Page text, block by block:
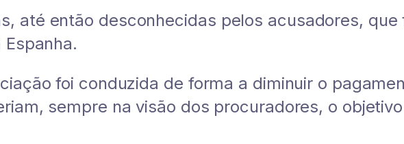
até então desconhecidas pelos acusadores,
foi conduzida de forma a diminuir o
sempre na visão dos procuradores, o